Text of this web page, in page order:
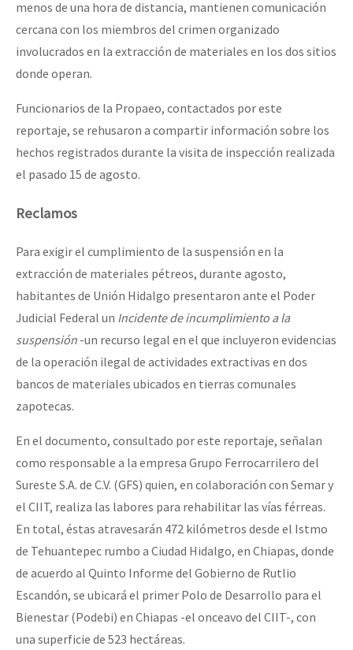
menos de una hora de distancia, mantienen comunicación
cercana con los miembros del crimen organizado
involucrados en la extracción de materiales en los dos sitios
donde operan.
Funcionarios de la Propaeo, contactados por este
reportaje, se rehusaron a compartir información sobre los
hechos registrados durante la visita de inspección realizada
el pasado 15 de agosto.
Reclamos
Para exigir el cumplimiento de la suspensión en la
extracción de materiales pétreos, durante agosto,
habitantes de Unión Hidalgo presentaron ante el Poder
Judicial Federal un Incidente de incumplimiento a la
suspensión -un recurso legal en el que incluyeron evidencias
de la operación ilegal de actividades extractivas en dos
bancos de materiales ubicados en tierras comunales
zapotecas.
En el documento, consultado por este reportaje, señalan
como responsable a la empresa Grupo Ferrocarrilero del
Sureste S.A. de C.V. (GFS) quien, en colaboración con Semar y
el CIIT, realiza las labores para rehabilitar las vías férreas.
En total, éstas atravesarán 472 kilómetros desde el Istmo
de Tehuantepec rumbo a Ciudad Hidalgo, en Chiapas, donde
de acuerdo al Quinto Informe del Gobierno de Rutlio
Escandón, se ubicará el primer Polo de Desarrollo para el
Bienestar (Podebi) en Chiapas -el onceavo del CIIT-, con
una superficie de 523 hectáreas.